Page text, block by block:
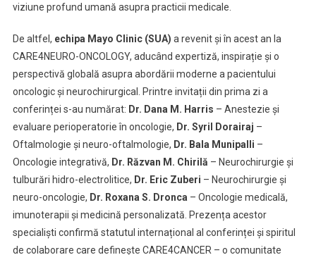
viziune profund umană asupra practicii medicale.
De altfel, echipa Mayo Clinic (SUA) a revenit și în acest an la
CARE4NEURO-ONCOLOGY, aducând expertiză, inspirație și o
perspectivă globală asupra abordării moderne a pacientului
oncologic și neurochirurgical. Printre invitații din prima zi a
conferinței s-au numărat: Dr. Dana M. Harris – Anestezie și
evaluare perioperatorie în oncologie, Dr. Syril Dorairaj –
Oftalmologie și neuro-oftalmologie, Dr. Bala Munipalli –
Oncologie integrativă, Dr. Răzvan M. Chirilă – Neurochirurgie și
tulburări hidro-electrolitice, Dr. Eric Zuberi – Neurochirurgie și
neuro-oncologie, Dr. Roxana S. Dronca – Oncologie medicală,
imunoterapii și medicină personalizată. Prezența acestor
specialiști confirmă statutul internațional al conferinței și spiritul
de colaborare care definește CARE4CANCER – o comunitate